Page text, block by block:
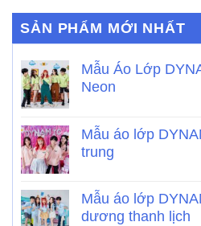
SẢN PHẨM MỚI NHẤT
Mẫu Áo Lớp
Neon
Mẫu áo lớp
trung
Mẫu áo lớp
dương thanh lịch